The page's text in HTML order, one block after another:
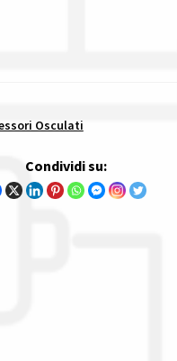
Osculati
Condividi su: